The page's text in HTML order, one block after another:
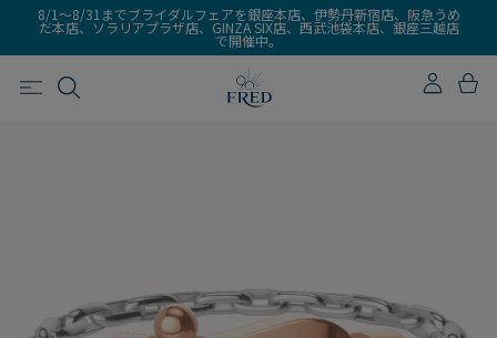
8/1～8/31までブライダルフェアを銀座本店、伊勢丹新宿店、阪急うめ
だ本店、ソラリアプラザ店、GINZA SIX店、西武池袋本店、銀座三越店
で開催中。